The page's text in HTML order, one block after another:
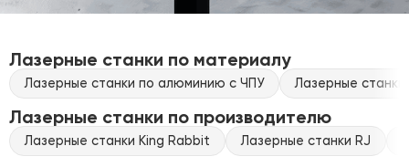
Лазерные станки по материалу
Лазерные станки по алюминию с ЧПУ Лазерные
Лазерные станки по производителю
Лазерные станки King Rabbit Лазерные станки RJ